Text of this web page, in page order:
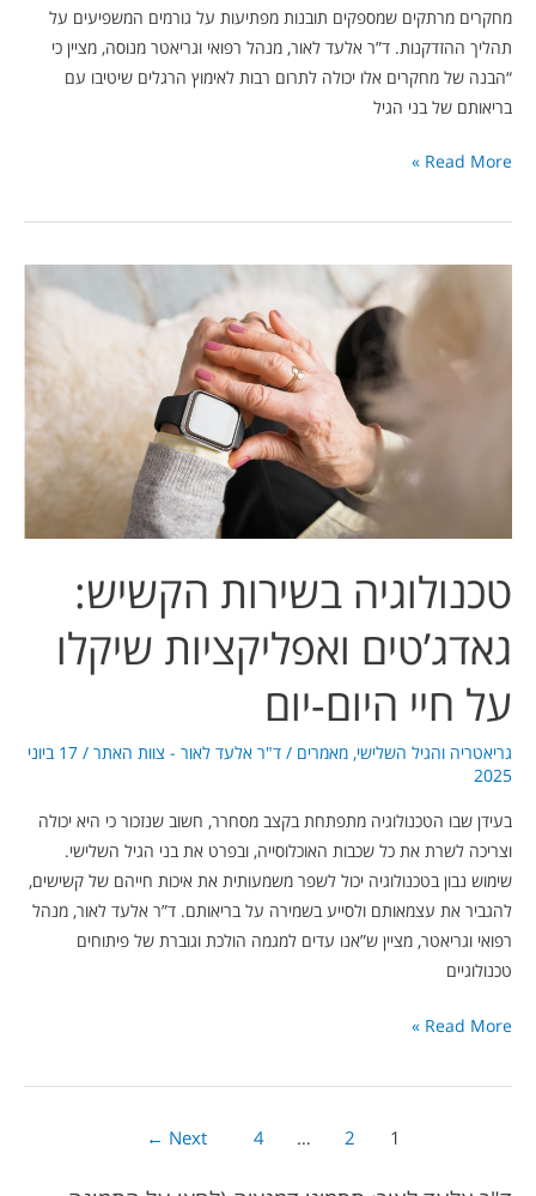
מחקרים מרתקים שמספקים תובנות מפתיעות על גורמים המשפיעים על
תהליך ההזדקנות. ד”ר אלעד לאור, מנהל רפואי וגריאטר מנוסה, מציין כי
“הבנה של מחקרים אלו יכולה לתרום רבות לאימוץ הרגלים שיטיבו עם
בריאותם של בני הגיל
Read More »
טכנולוגיה בשירות הקשיש:
גאדג’טים ואפליקציות שיקלו
על חיי היום-יום
גריאטריה והגיל השלישי, מאמרים / ד"ר אלעד לאור - צוות האתר /
17 ביוני
2025
בעידן שבו הטכנולוגיה מתפתחת בקצב מסחרר, חשוב שנזכור כי היא יכולה
וצריכה לשרת את כל שכבות האוכלוסייה, ובפרט את בני הגיל השלישי.
שימוש נבון בטכנולוגיה יכול לשפר משמעותית את איכות חייהם של קשישים,
להגביר את עצמאותם ולסייע בשמירה על בריאותם. ד”ר אלעד לאור, מנהל
רפואי וגריאטר, מציין ש”אנו עדים למגמה הולכת וגוברת של פיתוחים
טכנולוגיים
גאדג’טים
Read More »
1
2
…
4
Next
←